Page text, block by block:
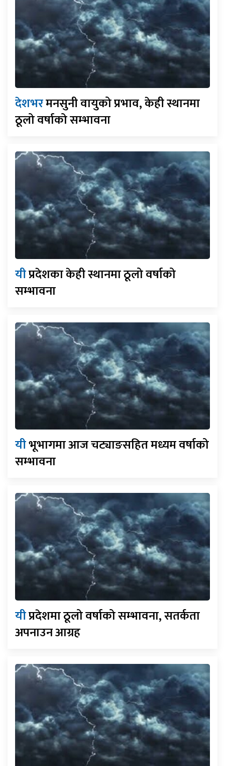
देशभरमनसुनी वायुको प्रभाव, केही स्थानमा
ठूलो वर्षाको सम्भावना
यीप्रदेशका केही स्थानमा ठूलो वर्षाको
सम्भावना
यीभूभागमा आज चट्याङसहित मध्यम वर्षाको
सम्भावना
यीप्रदेशमा ठूलो वर्षाको सम्भावना, सतर्कता
अपनाउन आग्रह